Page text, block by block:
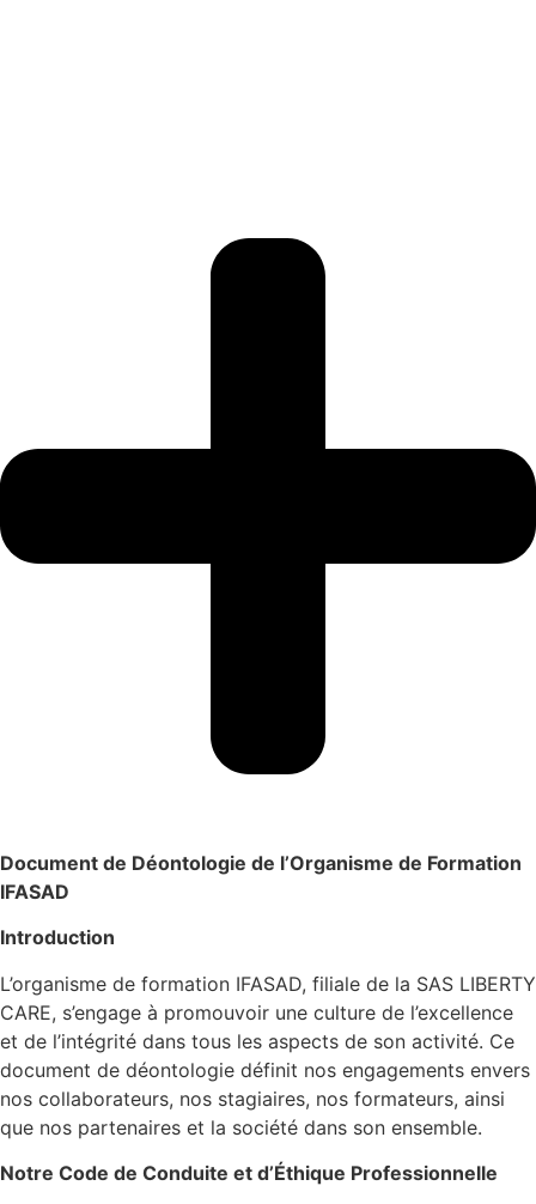
Document de Déontologie de l’Organisme de Formation
IFASAD
Introduction
L’organisme de formation IFASAD, filiale de la SAS LIBERTY
CARE, s’engage à promouvoir une culture de l’excellence
et de l’intégrité dans tous les aspects de son activité. Ce
document de déontologie définit nos engagements envers
nos collaborateurs, nos stagiaires, nos formateurs, ainsi
que nos partenaires et la société dans son ensemble.
Notre Code de Conduite et d’Éthique Professionnelle